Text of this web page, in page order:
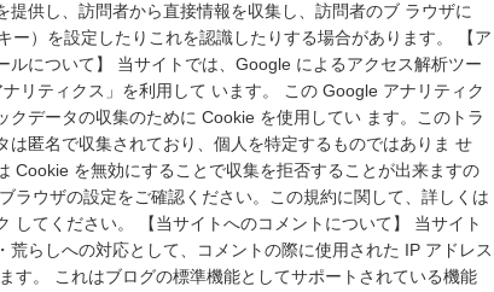
提供し、訪問者から直接情報を収集し、訪問者のブ ラウザに
ー）を設定したりこれを認識したりする場合があります。 【ア
ルについて】 当サイトでは、Google によるアクセス解析ツー
リティクス」を利用して います。 この Google アナリティク
クデータの収集のために Cookie を使用してい ます。このトラ
は匿名で収集されており、個人を特定するものではありま せ
Cookie を無効にすることで収集を拒否することが出来ますの
ラウザの設定をご確認ください。この規約に関して、詳しくは
してください。 【当サイトへのコメントについて】 当サイト
荒らしへの対応として、コメントの際に使用された IP アドレス
す。 これはブログの標準機能としてサポートされている機能